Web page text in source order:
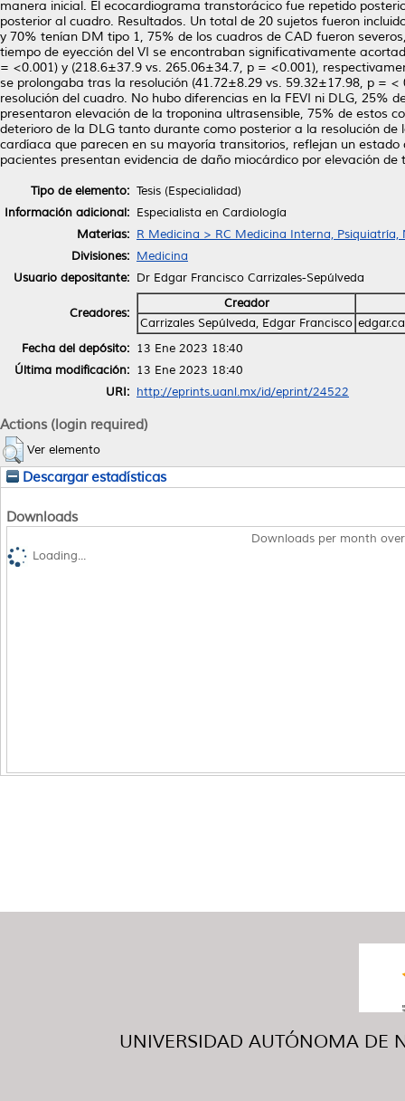
manera inicial. El ecocardiograma transtorácico fue repetido
posterior al cuadro. Resultados. Un total de 20 sujetos fueron
y 70% tenían DM tipo 1, 75% de los cuadros de CAD fueron
tiempo de eyección del VI se encontraban significativamente
= <0.001) y (218.6±37.9 vs. 265.06±34.7, p = <0.001),
se prolongaba tras la resolución (41.72±8.29 vs. 59.32±17.98, p =
resolución del cuadro. No hubo diferencias en la FEVI ni DLG,
presentaron elevación de la troponina ultrasensible, 75% de estos
deterioro de la DLG tanto durante como posterior a la resolución
cardíaca que parecen en su mayoría transitorios, reflejan un
pacientes presentan evidencia de daño miocárdico por elevación
Tipo de elemento: Tesis (Especialidad)
Información adicional: Especialista en Cardiología
Materias: R Medicina > RC Medicina Interna, Psiquiatría,
Divisiones: Medicina
Usuario depositante: Dr Edgar Francisco Carrizales-Sepúlveda
Creadores:
Creador
Carrizales Sepúlveda, Edgar Francisco
Fecha del depósito: 13 Ene 2023 18:40
Última modificación: 13 Ene 2023 18:40
URI: http://eprints.uanl.mx/id/eprint/24522
Actions (login required)
Ver elemento
Descargar estadísticas
Downloads
Downloads per month
Loading...
UNIVERSIDAD AUTÓNOMA DE